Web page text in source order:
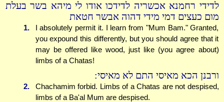
לדידי רחמנא אכשריה לדידכו אודו לי מיהא בשר בעלת
מום כעצים דמי מידי דהוה אבשר חטאת
1.
I absolutely permit it. I learn from "Mum Bam." Granted,
you expound this differently, but you should agree that it
may be offered like wood, just like (you agree about)
limbs of a Chatas!
ורבנן הכא מאיסי התם לא מאיסי:
2.
Chachamim forbid. Limbs of a Chatas are not despised,
limbs of a Ba'al Mum are despised.